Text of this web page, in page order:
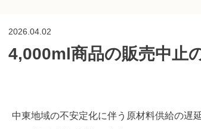
2026.04.02
4,000ml商品の販売中止
中東地域の不安定化に伴う原材料供給の遅